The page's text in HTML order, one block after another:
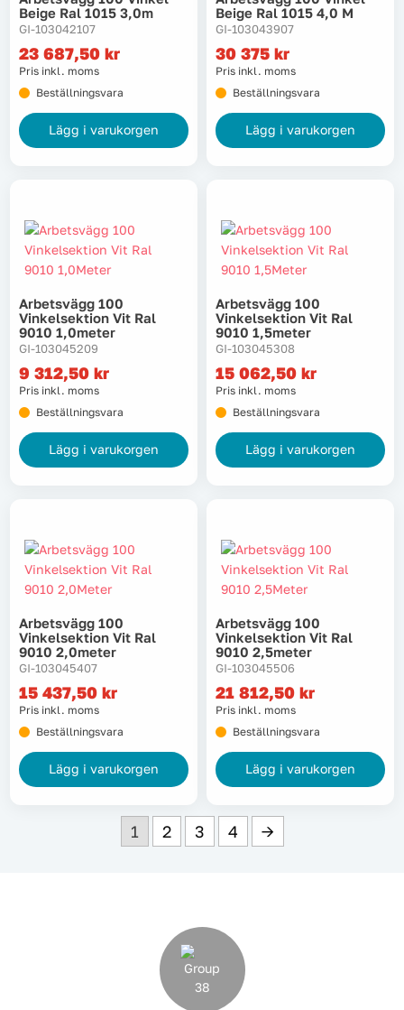
Beige Ral 1015 3,0m
GI-103042107
23 687,50 kr
Pris inkl. moms
Beställningsvara
Lägg i varukorgen
Beige Ral 1015 4,0 M
GI-103043907
30 375 kr
Pris inkl. moms
Beställningsvara
Lägg i varukorgen
Arbetsvägg 100
Vinkelsektion Vit Ral
9010 1,0meter
GI-103045209
9 312,50 kr
Pris inkl. moms
Beställningsvara
Lägg i varukorgen
Arbetsvägg 100
Vinkelsektion Vit Ral
9010 1,5meter
GI-103045308
15 062,50 kr
Pris inkl. moms
Beställningsvara
Lägg i varukorgen
Arbetsvägg 100
Vinkelsektion Vit Ral
9010 2,0meter
GI-103045407
15 437,50 kr
Pris inkl. moms
Beställningsvara
Lägg i varukorgen
Arbetsvägg 100
Vinkelsektion Vit Ral
9010 2,5meter
GI-103045506
21 812,50 kr
Pris inkl. moms
Beställningsvara
Lägg i varukorgen
1 2 3 4 →